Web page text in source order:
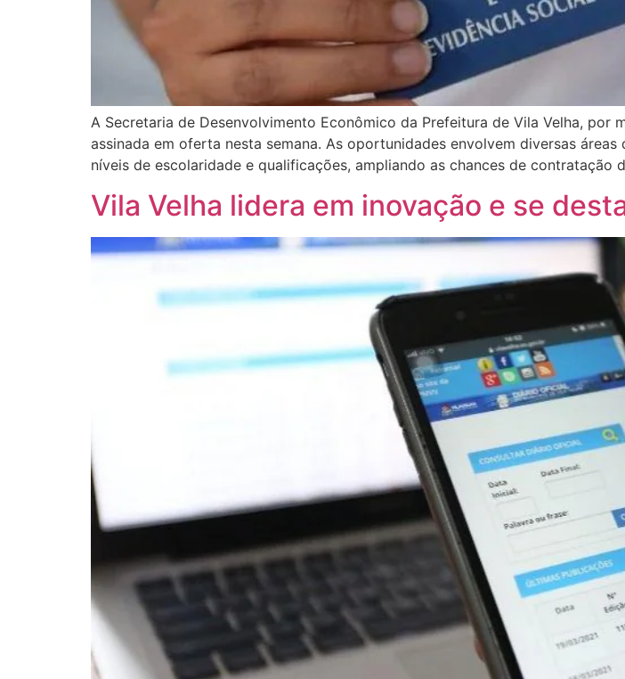
A Secretaria de Desenvolvimento Econômico da Prefeitura de Vila Velha, por
assinada em oferta nesta semana. As oportunidades envolvem diversas
níveis de escolaridade e qualificações, ampliando as chances de contratação
Vila Velha lidera em inovação e se